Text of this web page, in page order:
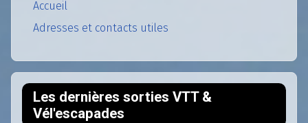
Accueil
Adresses et contacts utiles
Les dernières sorties VTT &
Vél'escapades